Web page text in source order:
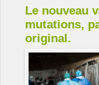
Le nouveau
mutations,
original.